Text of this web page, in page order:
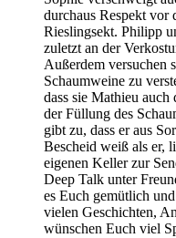
durchaus Respekt vor
Rieslingsekt. Philipp
zuletzt an der
Außerdem versuchen
Schaumweine zu
dass sie Mathieu auch
der Füllung des
gibt zu, dass er aus
Bescheid weiß als er,
eigenen Keller zur
Deep Talk unter
es Euch gemütlich
vielen Geschichten,
wünschen Euch viel